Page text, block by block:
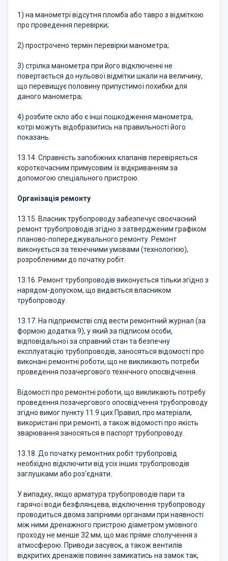
1) на манометрі відсутня пломба або тавро з відміткою
про проведення перевірки;
2) прострочено термін перевірки манометра;
3) стрілка манометра при його відключенні не
повертається до нульової відмітки шкали на величину,
що перевищує половину припустимої похибки для
даного манометра;
4) розбите скло або є інші пошкодження манометра,
котрі можуть відобразитись на правильності його
показань.
13.14. Справність запобіжних клапанів перевіряється
короткочасним примусовим їх відкриванням за
допомогою спеціального пристрою.
Організація ремонту
13.15. Власник трубопроводу забезпечує своєчасний
ремонт трубопроводів згідно з затвердженим графіком
планово-попереджувального ремонту. Ремонт
виконується за технічними умовами (технологією),
розробленими до початку робіт.
13.16. Ремонт трубопроводів виконується тільки згідно з
нарядом-допуском, що видається власником
трубопроводу.
13.17. На підприємстві слід вести ремонтний журнал (за
формою додатка 9), у який за підписом особи,
відповідальної за справний стан та безпечну
експлуатацію трубопроводів, заносяться відомості про
виконані ремонтні роботи, що не викликають потреби
проведення позачергового технічного опосвідчення.
Відомості про ремонтні роботи, що викликають потребу
проведення позачергового опосвідчення трубопроводу
згідно вимог пункту 11.9 цих Правил, про матеріали,
використані при ремонті, а також відомості про якість
зварювання заносяться в паспорт трубопроводу.
13.18. До початку ремонтних робіт трубопровід
необхідно відключити від усіх інших трубопроводів
заглушками або роз'єднати.
У випадку, якщо арматура трубопроводів пари та
гарячої води безфлянцева, відключення трубопроводу
проводиться двома запірними органами при наявності
між ними дренажного пристрою діаметром умовного
проходу не менше 32 мм, що має пряме сполучення з
атмосферою. Приводи засувок, а також вентилів
відкритих дренажів повинні замикатись на замок так,